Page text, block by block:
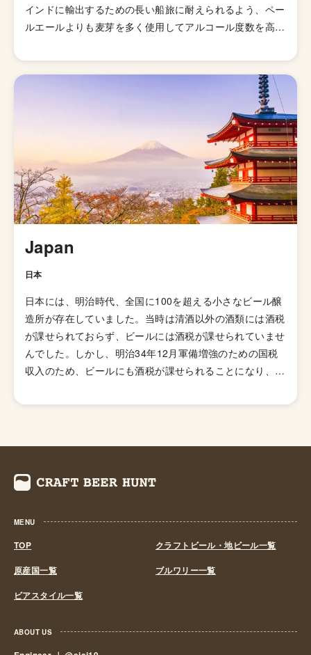
インドに輸出するための長い船旅に耐えられるよう、ペー
ルエールよりも麦芽を多く使用してアルコール度数を高め
れました。そして、1829年に「IPA（インディアンペール
エール）」の呼び名で広告が掲載されて以来、ホップの比
重が高いビールとしてイギリス国内で人気が高まってい
き、21世紀にはイギリスで最も人気のあるビアスタイル
の一つとなりました。イギリスのブルワリー教会SIBAの
金メダルを受賞したブリュードッグの「パンクIPA」など
が有名です。 伝統的なIPAのスタイルは、オーストラリア
やニュージーランドなどの当時の植民地諸国へと輸出さ
れ、各国へと普及していきましたが、アメリカではさらに
独自の進化を遂げてきました。 ローストしたモルトを使
素を加えて頭部を取り除きドライで爽やかな飲み口を実現
した「ブリュットIPA」、ホップが強烈でアルコール度数
味の少ないホップを使い、ジューシーな柑橘系とフローラ
ルのフレーバーが特徴の「ニューイングランドIPA（ヘイ
ジーIPA・ジューシーIPA）」など様々なIPAのスタイルが
存在します。
Japan
日本
日本には、明治時代、全国に100を超える小さなビール醸
造所が存在していました。当時は清酒以外の酒類には酒税
が課せられておらず、ビールには酒税が課せられていませ
んでした。しかし、明治34年12月軍備増強のための国税
収入のため、ビールにも酒税が課せられることになり、資
を消していきました。これによりビール作りは戦後しばら
の年間2,000キロリッターから60キロリッターに引き下げ
られたことで転機がおとずれます。これにより、再び小規
が誕生する流れができました。ちなみ、地ビール製造免許
第1号は新潟県のエチゴビールと北海道のオホーツクビー
「オホーツクビール」が発売されました。 この経済政策
は功を奏し、日本中に続々と地ビール製造業社が生まれ、
造所が全国各地に誕生しました。しかし、ただブームだけ
に乗って参入したきた業社は、ビールの品質が低かった
MENU
TOP
クラフトビール・地ビール一覧
原産国一覧
ブルワリー一覧
ビアスタイル一覧
ABOUT US